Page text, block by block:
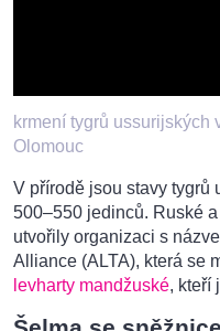
krmení tygrů ussurijských
Olomouc
V přírodě jsou stavy tygrů
500–550 jedinců. Ruské
utvořily organizaci s
Alliance (ALTA), která se
levharty mandžuské, kteří